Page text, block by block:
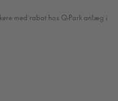
med rabat hos Q-Park anlæg i